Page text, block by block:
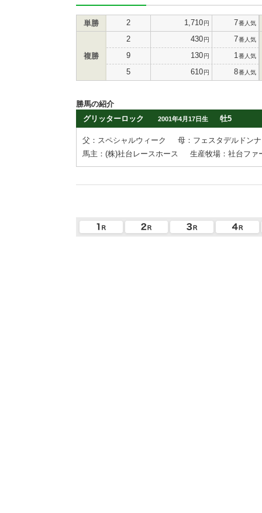
単勝 2 1,710円 7番人気
複勝
2 430円 7番人気
9 130円 1 番人気
5 610円 8番人気
勝馬の紹介
グリッターロック
2001年4月17日生 牡5
父：スペシャルウィーク
母：フェスタデルドンナ
馬主：(株)社台レースホース
生産牧場：社台ファ